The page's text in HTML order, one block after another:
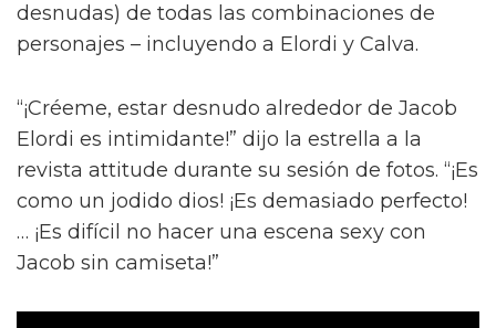
desnudas) de todas las combinaciones de
personajes – incluyendo a Elordi y Calva.
“¡Créeme, estar desnudo alrededor de Jacob
Elordi es intimidante!” dijo la estrella a la
revista attitude durante su sesión de fotos. “¡Es
como un jodido dios! ¡Es demasiado perfecto!
… ¡Es difícil no hacer una escena sexy con
Jacob sin camiseta!”